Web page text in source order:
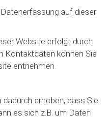
auf dieser
Website erfolgt durch
Kontaktdaten können Sie
entnehmen.
erhoben, dass Sie
es sich z.B. um Daten